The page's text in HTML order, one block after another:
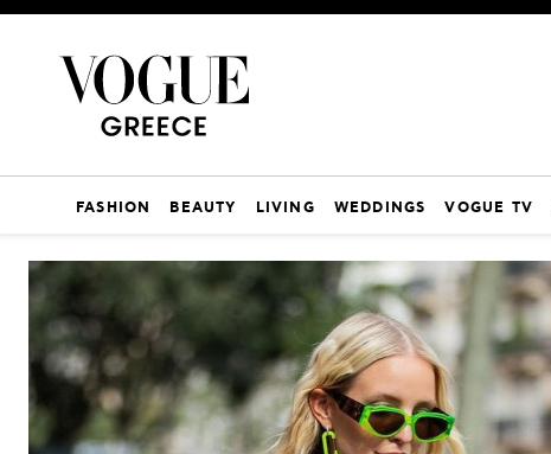
FASHION BEAUTY LIVING WEDDINGS VOGUE TV